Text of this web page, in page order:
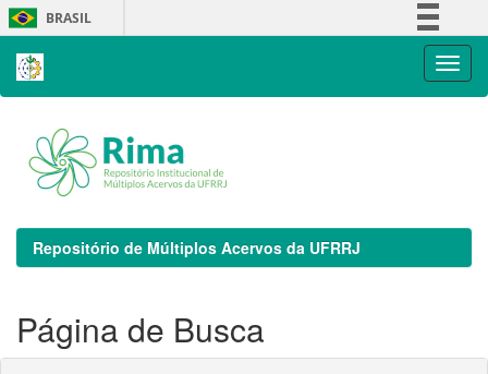
Skip
navigation
BRASIL
Repositório de Múltiplos Acervos da UFRRJ
Página de Busca